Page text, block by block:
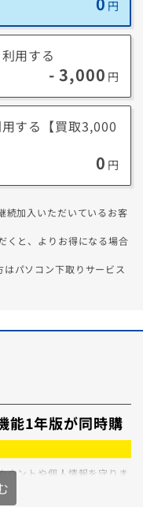
は構成・状態によっ
があります。パソコン
って、店頭に持ち込
にオススメ
買取価格5%アップ！
は下取りサービスを
買取価格3,000円以上
加入中のお客様はパソ
得になる場合がござい
スをご選択いただ
円
用する
- 3,000 円
する【買取3,000
0 円
加入いただいているお客
くと、よりお得になる場合
パソコン下取りサービス
能1年版が同時購
ウントや個人情報を守りま
解決できます。